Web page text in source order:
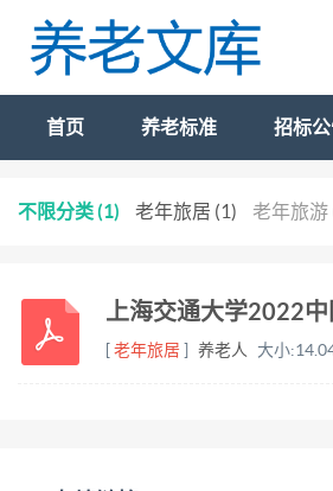
首页 养老标准 招标
不限分类 (1) 老年旅居 (1) 老年旅游
上海交通大学2022
[老年旅居] 养老人 大小: